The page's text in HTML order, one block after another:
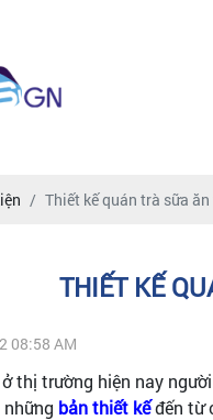
Thiết kế quán trà sữa
THIẾT KẾ
08:58 AM
thị trường hiện nay
bản thiết kếđến từ